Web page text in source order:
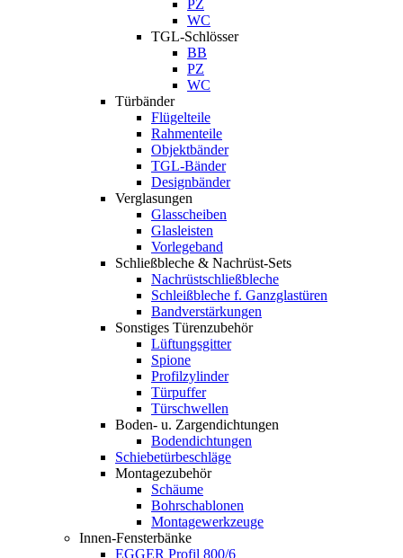
PZ
WC
TGL-Schlösser
BB
PZ
WC
Türbänder
Flügelteile
Rahmenteile
Objektbänder
TGL-Bänder
Designbänder
Verglasungen
Glasscheiben
Glasleisten
Vorlegeband
Schließbleche & Nachrüst-Sets
Nachrüstschließbleche
Schleißbleche f. Ganzglastüren
Bandverstärkungen
Sonstiges Türenzubehör
Lüftungsgitter
Spione
Profilzylinder
Türpuffer
Türschwellen
Boden- u. Zargendichtungen
Bodendichtungen
Schiebetürbeschläge
Montagezubehör
Schäume
Bohrschablonen
Montagewerkzeuge
Innen-Fensterbänke
EGGER Profil 800/6